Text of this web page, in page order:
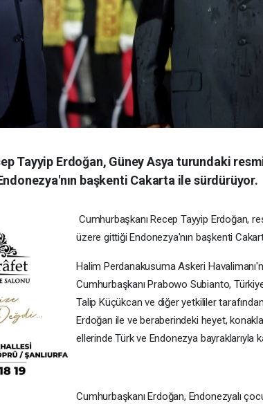
Tayyip Erdoğan, Güney Asya turundaki
başkenti Cakarta ile sürdürüyor.
Cumhurbaşkanı Recep Tayyip Erdoğan,
üzere gittiği Endonezya'nın başkenti
Halim Perdanakusuma Askeri
Cumhurbaşkanı Prabowo Subianto,
Talip Küçükcan ve diğer yetkililer
Erdoğan ile ve beraberindeki heyet,
ellerinde Türk ve Endonezya bayraklarıyla
Cumhurbaşkanı Erdoğan, Endonezyalı